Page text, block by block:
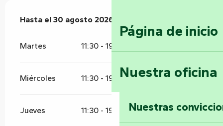
Página de inicio
Nuestra oficina
Nuestras
Del27 junio 2026al 30 agosto 2026
Hasta el 30 agosto 2026
Martes 11:30 - 19:30
Miércoles 11:30 - 19:30
Jueves 11:30 - 19:30